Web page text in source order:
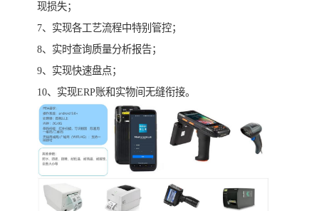
现损失；
7、实现各工艺流程中特别管控；
8、实时查询质量分析报告；
9、实现快速盘点；
10、实现ERP账和实物间无缝衔接。